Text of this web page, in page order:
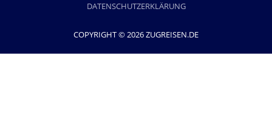
DATENSCHUTZERKLÄRUNG
COPYRIGHT © 2026 ZUGREISEN.DE